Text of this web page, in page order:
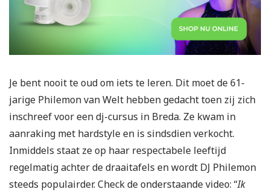
Je bent nooit te oud om iets te leren. Dit moet de 61-
jarige Philemon van Welt hebben gedacht toen zij zich
inschreef voor een dj-cursus in Breda. Ze kwam in
aanraking met hardstyle en is sindsdien verkocht.
Inmiddels staat ze op haar respectabele leeftijd
regelmatig achter de draaitafels en wordt DJ Philemon
steeds populairder. Check de onderstaande video: “Ik